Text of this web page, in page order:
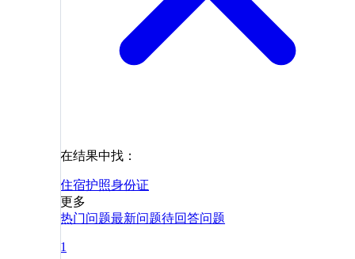
在结果中找：
住宿护照身份证
更多
热门问题最新问题待回答问题
1